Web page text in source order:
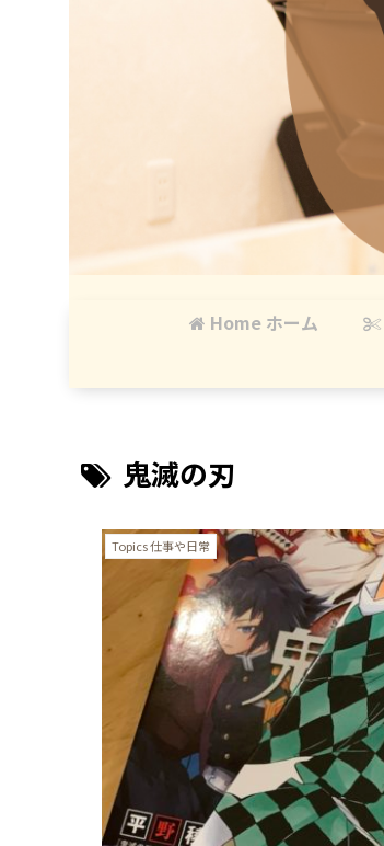
Home ホーム
鬼滅の刃
Topics 仕事や日常